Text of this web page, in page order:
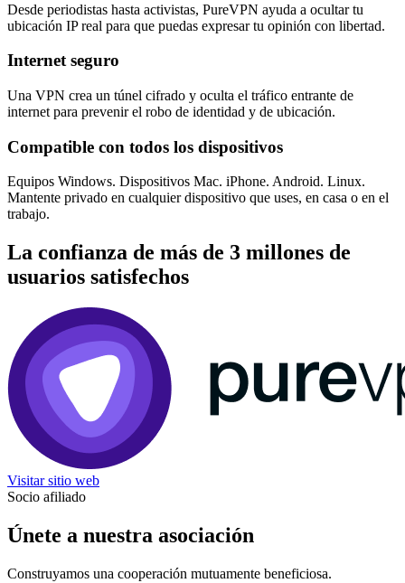
Desde periodistas hasta activistas, PureVPN ayuda a ocultar tu
ubicación IP real para que puedas expresar tu opinión con libertad.
Internet seguro
Una VPN crea un túnel cifrado y oculta el tráfico entrante de
internet para prevenir el robo de identidad y de ubicación.
Compatible con todos los dispositivos
Equipos Windows. Dispositivos Mac. iPhone. Android. Linux.
Mantente privado en cualquier dispositivo que uses, en casa o en el
trabajo.
La confianza de más de 3 millones de
usuarios satisfechos
Visitar sitio web
Socio afiliado
Únete a nuestra asociación
Construyamos una cooperación mutuamente beneficiosa.